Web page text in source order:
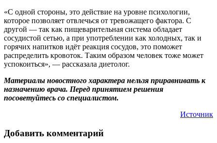
«С одной стороны, это действие на уровне психологии,
которое позволяет отвлечься от тревожащего фактора. С
другой — так как пищеварительная система обладает
сосудистой сетью, а при употреблении как холодных, так и
горячих напитков идёт реакция сосудов, это поможет
распределить кровоток. Таким образом человек тоже может
успокоиться», — рассказала диетолог.
Материалы новостного характера нельзя приравнивать к
назначению врача. Перед принятием решения
посоветуйтесь со специалистом.
Источник
Добавить комментарий